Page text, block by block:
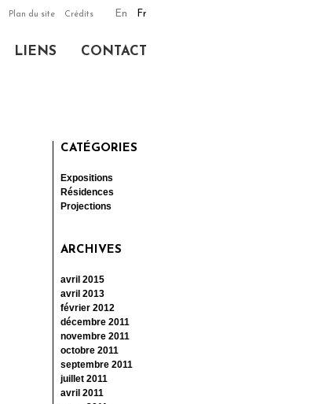
En Fr
Plan du site Crédits
LIENS CONTACT
CATÉGORIES
Expositions
Résidences
Projections
ARCHIVES
avril 2015
avril 2013
février 2012
décembre 2011
novembre 2011
octobre 2011
septembre 2011
juillet 2011
avril 2011